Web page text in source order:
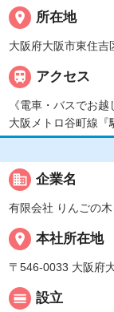
place 所在地
大阪府大阪市東住吉
 アクセス
《電車・バスでお越
大阪メトロ谷町線『
business 企業名
有限会社 りんごの木
place 本社所在地
〒546-0033 大阪府
calendar_view_day 設立